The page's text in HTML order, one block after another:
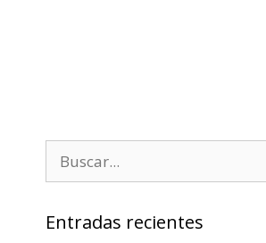
Entradas recientes